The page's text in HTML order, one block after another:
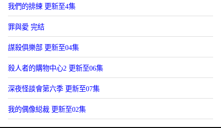
我們的排練 更新至4集
罪與愛 完结
謀殺俱樂部 更新至04集
殺人者的購物中心2 更新至06集
深夜怪談會第六季 更新至07集
我的偶像縂裁 更新至02集